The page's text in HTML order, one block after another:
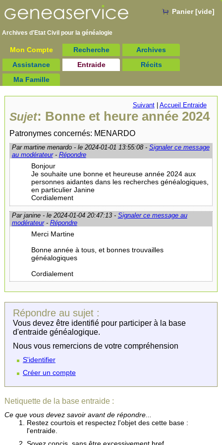
Panier [vide]
Archives d'Etat Civil pour lagénéalogie
Mon Compte Recherche
Archives
Assistance
Entraide
Récits
Ma Famille
Suivant| Accueil Entraide
Sujet: Bonne et heure année 2024
Patronymes concernés: MENARDO
Par martine menardo - le 2024-01-01 13:55:08 - Signaler ce message
au modérateur- Répondre
Bonjour
Je souhaite une bonne et heureuse année 2024 aux
personnes aidantes dans les recherches généalogiques,
en particulier Janine
Cordialement
Par janine - le 2024-01-04 20:47:13 - Signaler ce message au
modérateur- Répondre
Merci Martine
Bonne année à tous, et bonnes trouvailles
généalogiques
Cordialement
Répondre au sujet :
Vous devez être identifié pour participer à la base
d'entraide généalogique.
Nous vous remercions de votre compréhension
S'identifier
Créer un compte
Netiquette de la base entraide :
Ce que vous devez savoir avant de répondre...
Restez courtois et respectez l'objet des cette base :
l'entraide.